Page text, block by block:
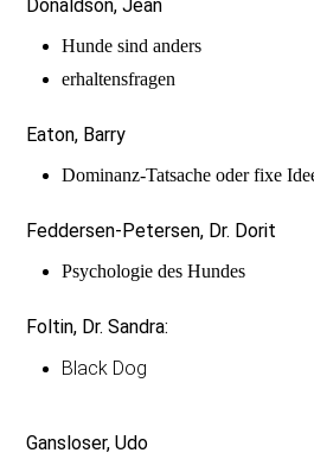
Donaldson, Jean
Hunde sind anders
erhaltensfragen
Eaton, Barry
Dominanz-Tatsache oder fixe
Feddersen-Petersen, Dr. Dorit
Psychologie des Hundes
Foltin, Dr. Sandra:
Black Dog
Gansloser, Udo